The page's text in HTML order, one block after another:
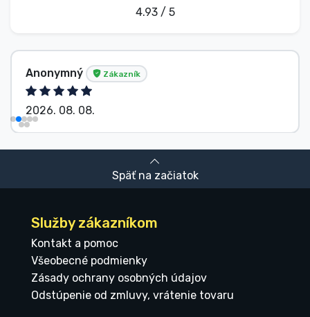
4.93 / 5
Anonymný Zákazník
2026. 08. 08.
Späť na začiatok
Služby zákazníkom
Kontakt a pomoc
Všeobecné podmienky
Zásady ochrany osobných údajov
Odstúpenie od zmluvy, vrátenie tovaru